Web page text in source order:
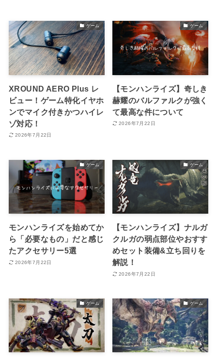
ゲーム
XROUND AERO Plus レ
ビュー！ゲーム特化イヤホ
ンでマイク付きかつハイレ
ゾ対応！
2026年7月22日
ゲーム
【モンハンライズ】奇しき
赫耀のバルファルクが強く
て最高な件について
2026年7月22日
ゲーム
モンハンライズを始めてか
ら「必要なもの」だと感じ
たアクセサリー5選
2026年7月22日
ゲーム
【モンハンライズ】ナルガ
クルガの弱点部位やおすす
めセット装備&立ち回りを
解説！
2026年7月22日
ゲーム ゲーム